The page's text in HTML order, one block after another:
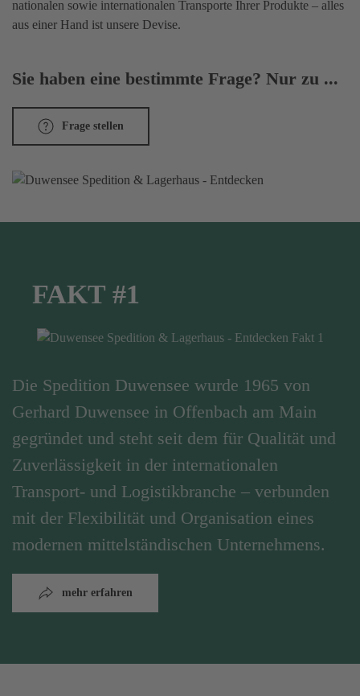
nationalen sowie internationalen Transporte Ihrer Produkte – alles
aus einer Hand ist unsere Devise.
Sie haben eine bestimmte Frage? Nur zu ...
Frage stellen
FAKT #1
Die Spedition Duwensee wurde 1965 von
Gerhard Duwensee in Offenbach am Main
gegründet und steht seit dem für Qualität und
Zuverlässigkeit in der internationalen
Transport- und Logistikbranche – verbunden
mit der Flexibilität und Organisation eines
modernen mittelständischen Unternehmens.
mehr erfahren